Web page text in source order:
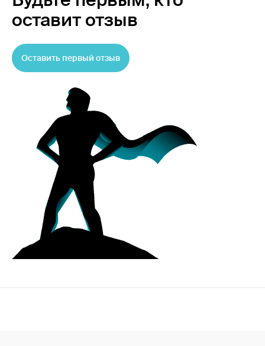
оставит отзыв
Оставить первый отзыв